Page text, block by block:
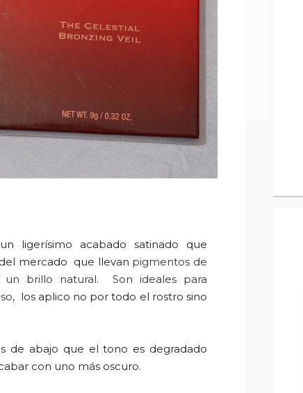
ligerísimo acabado satinado que
mercado que llevan pigmentos de
un brillo natural. Son ideales para
los aplico no por todo el rostro sino
de abajo que el tono es degradado
con uno más oscuro.